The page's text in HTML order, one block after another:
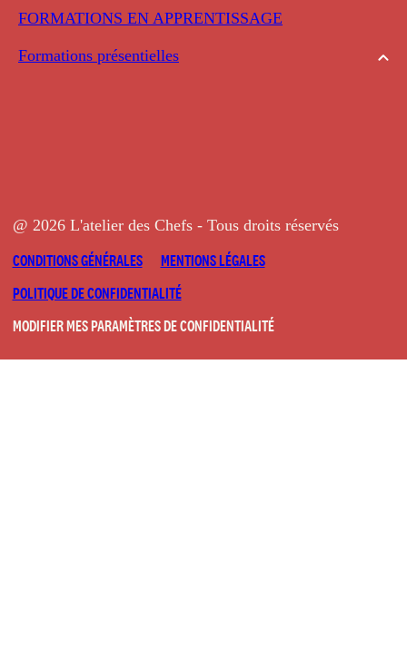
FORMATIONS EN APPRENTISSAGE
Formations présentielles
@ 2026 L'atelier des Chefs - Tous droits réservés
CONDITIONS GÉNÉRALES
MENTIONS LÉGALES
POLITIQUE DE CONFIDENTIALITÉ
MODIFIER MES PARAMÈTRES DE CONFIDENTIALITÉ